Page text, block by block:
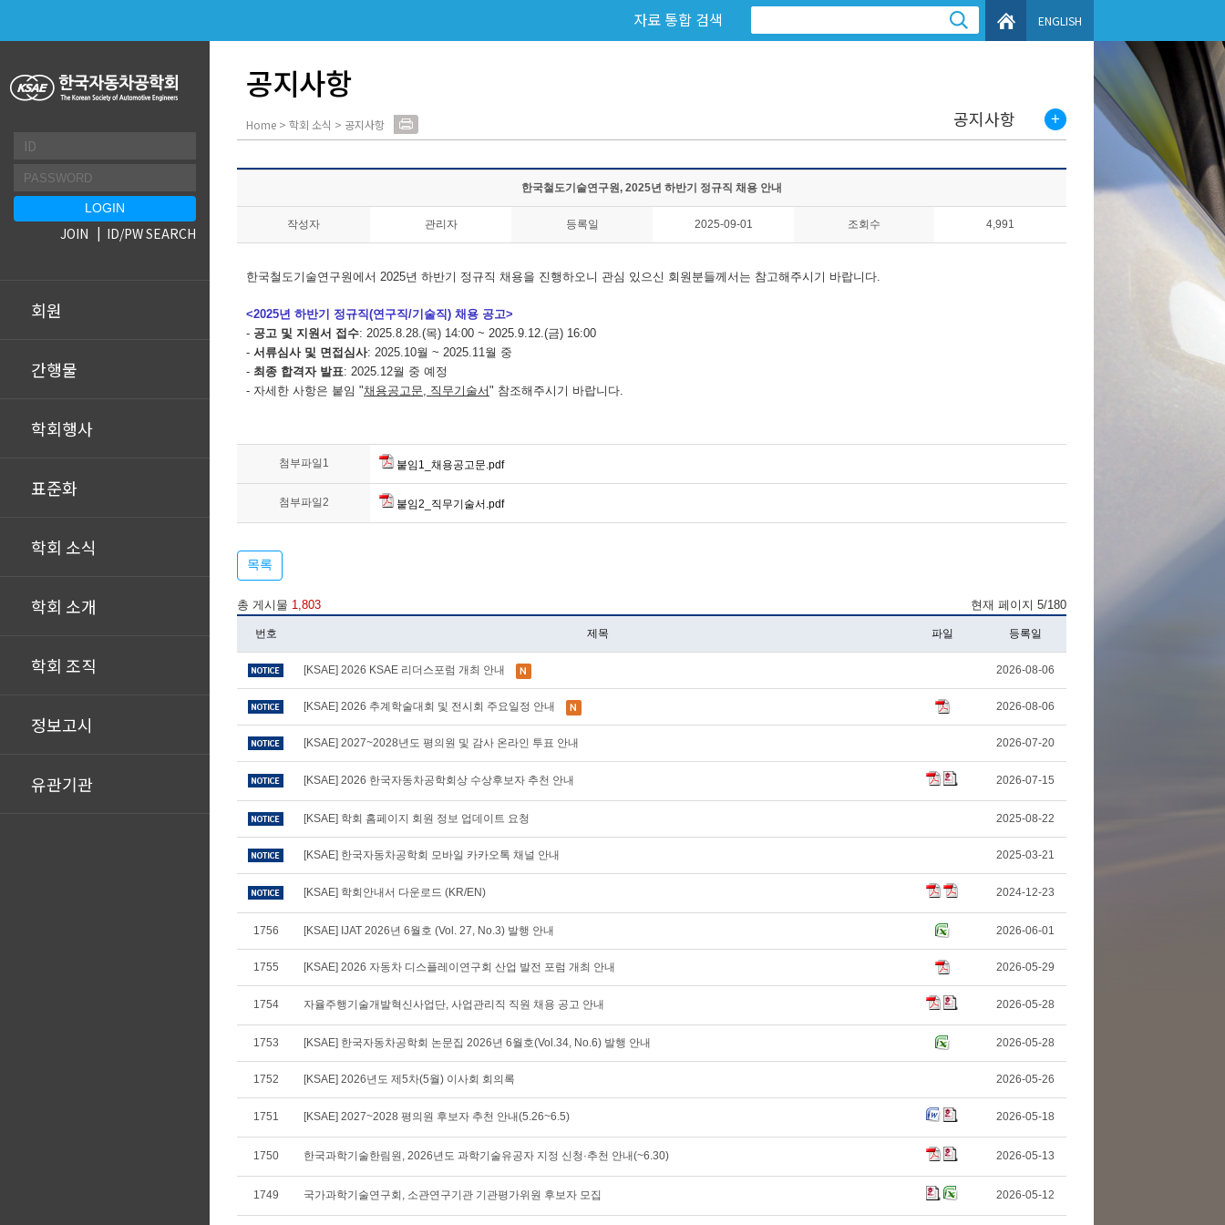
회원
간행물
학회행사
표준화
학회 소식
학회 소개
학회 조직
정보고시
유관기관
JOIN ID/PW SEARCH
자료 통합 검색 ENGLISH
공지사항
Home > 학회 소식 > 공지사항 공지사항
한국철도기술연구원, 2025년 하반기 정규직 채용 안내
작성자 관리자 등록일 2025-09-01 조회수 4,991
한국철도기술연구원에서 2025년 하반기 정규직 채용을 진행하오니 관심 있으신 회원분들께서는 참고해주시기 바랍니다.
<2025년 하반기 정규직(연구직/기술직) 채용 공고>
- 공고 및 지원서 접수: 2025.8.28.(목) 14:00 ~ 2025.9.12.(금) 16:00
- 서류심사 및 면접심사: 2025.10월 ~ 2025.11월 중
- 최종 합격자 발표: 2025.12월 중 예정
- 자세한 사항은 붙임 "채용공고문, 직무기술서" 참조해주시기 바랍니다.
첨부파일1 붙임1_채용공고문.pdf
첨부파일2 붙임2_직무기술서.pdf
목록
총 게시물 1,803 현재 페이지 5/180
번호 제목 파일 등록일
[KSAE] 2026 KSAE 리더스포럼 개최 안내 2026-08-06
[KSAE] 2026 추계학술대회 및 전시회 주요일정 안내 2026-08-06
[KSAE] 2027~2028년도 평의원 및 감사 온라인 투표 안내 2026-07-20
[KSAE] 2026 한국자동차공학회상 수상후보자 추천 안내 2026-07-15
[KSAE] 학회 홈페이지 회원 정보 업데이트 요청 2025-08-22
[KSAE] 한국자동차공학회 모바일 카카오톡 채널 안내 2025-03-21
[KSAE] 학회안내서 다운로드 (KR/EN) 2024-12-23
1756 [KSAE] IJAT 2026년 6월호 (Vol. 27, No.3) 발행 안내 2026-06-01
1755 [KSAE] 2026 자동차 디스플레이연구회 산업 발전 포럼 개최 안내 2026-05-29
1754 자율주행기술개발혁신사업단, 사업관리직 직원 채용 공고 안내 2026-05-28
1753 [KSAE] 한국자동차공학회 논문집 2026년 6월호(Vol.34, No.6) 발행 안내 2026-05-28
1752 [KSAE] 2026년도 제5차(5월) 이사회 회의록 2026-05-26
1751 [KSAE] 2027~2028 평의원 후보자 추천 안내(5.26~6.5) 2026-05-18
1750 한국과학기술한림원, 2026년도 과학기술유공자 지정 신청·추천 안내(~6.30) 2026-05-13
1749 국가과학기술연구회, 소관연구기관 기관평가위원 후보자 모집 2026-05-12